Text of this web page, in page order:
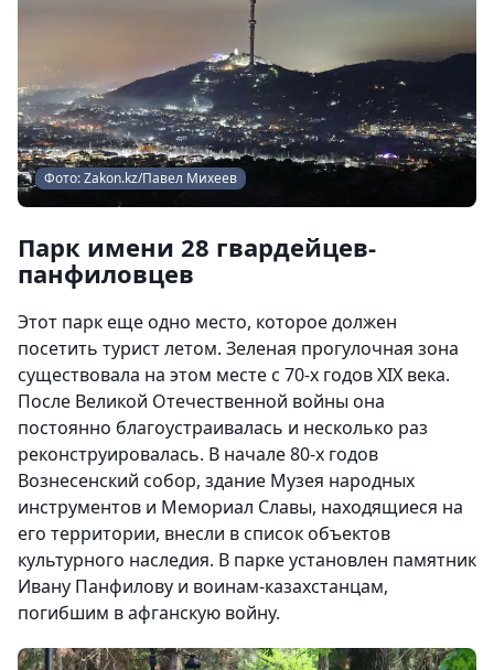
Фото: Zakon.kz/Павел Михеев
Парк имени 28 гвардейцев-
панфиловцев
Этот парк еще одно место, которое должен
посетить турист летом. Зеленая прогулочная зона
существовала на этом месте с 70-х годов XIX века.
После Великой Отечественной войны она
постоянно благоустраивалась и несколько раз
реконструировалась. В начале 80-х годов
Вознесенский собор, здание Музея народных
инструментов и Мемориал Славы, находящиеся на
его территории, внесли в список объектов
культурного наследия. В парке установлен памятник
Ивану Панфилову и воинам-казахстанцам,
погибшим в афганскую войну.